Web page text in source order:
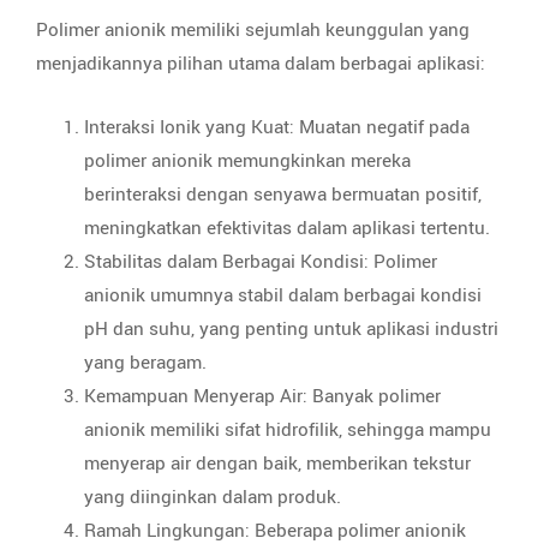
Polimer anionik memiliki sejumlah keunggulan yang
menjadikannya pilihan utama dalam berbagai aplikasi:
Interaksi Ionik yang Kuat: Muatan negatif pada
polimer anionik memungkinkan mereka
berinteraksi dengan senyawa bermuatan positif,
meningkatkan efektivitas dalam aplikasi tertentu.
Stabilitas dalam Berbagai Kondisi: Polimer
anionik umumnya stabil dalam berbagai kondisi
pH dan suhu, yang penting untuk aplikasi industri
yang beragam.
Kemampuan Menyerap Air: Banyak polimer
anionik memiliki sifat hidrofilik, sehingga mampu
menyerap air dengan baik, memberikan tekstur
yang diinginkan dalam produk.
Ramah Lingkungan: Beberapa polimer anionik